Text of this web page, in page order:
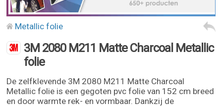
Metallic folie
3M 2080 M211 Matte Charcoal Metallic
folie
De zelfklevende 3M 2080 M211 Matte Charcoal
Metallic folie is een gegoten pvc folie van 152 cm breed
en door warmte rek- en vormbaar. Dankzij de